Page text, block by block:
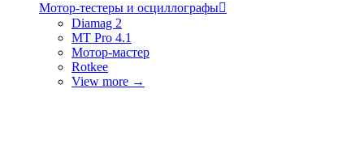
Мотор-тестеры и осциллографы
Diamag 2
MT Pro 4.1
Мотор-мастер
Rotkee
View more →